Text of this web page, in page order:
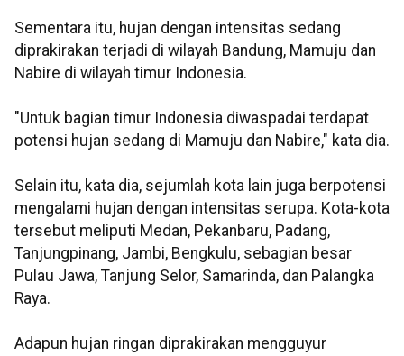
Sementara itu, hujan dengan intensitas sedang
diprakirakan terjadi di wilayah Bandung, Mamuju dan
Nabire di wilayah timur Indonesia.
"Untuk bagian timur Indonesia diwaspadai terdapat
potensi hujan sedang di Mamuju dan Nabire," kata dia.
Selain itu, kata dia, sejumlah kota lain juga berpotensi
mengalami hujan dengan intensitas serupa. Kota-kota
tersebut meliputi Medan, Pekanbaru, Padang,
Tanjungpinang, Jambi, Bengkulu, sebagian besar
Pulau Jawa, Tanjung Selor, Samarinda, dan Palangka
Raya.
Adapun hujan ringan diprakirakan mengguyur